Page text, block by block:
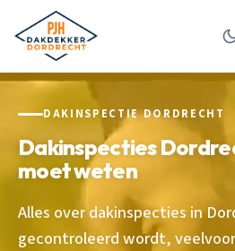
DAKINSPECTIE DORDRECHT
Dakinspecties
moet weten
Alles over dakinspecties in
gecontroleerd wordt,